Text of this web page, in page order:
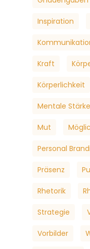
Inspiration
Kraft
Körperlichkeit
Mentale Stärke
Mut
Personal
Präsenz
Rhetorik
Strategie
Vorbilder